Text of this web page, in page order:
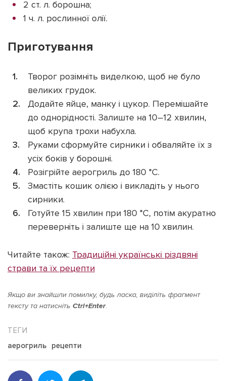
2 ст. л. борошна;
1 ч. л. рослинної олії.
Приготування
Творог розімніть виделкою, щоб не було
великих грудок.
Додайте яйце, манку і цукор. Перемішайте
до однорідності. Залиште на 10–12 хвилин,
щоб крупа трохи набухла.
Руками сформуйте сирники і обваляйте їх з
усіх боків у борошні.
Розігрійте аерогриль до 180 °C.
Змастіть кошик олією і викладіть у нього
сирники.
Готуйте 15 хвилин при 180 °C, потім акуратно
переверніть і залиште ще на 10 хвилин.
Читайте також: Традиційні українські різдвяні
страви та їх рецепти
Якщо ви знайшли помилку, будь ласка, виділіть фрагмент
тексту та натисніть Ctrl+Enter.
аерогриль рецепти